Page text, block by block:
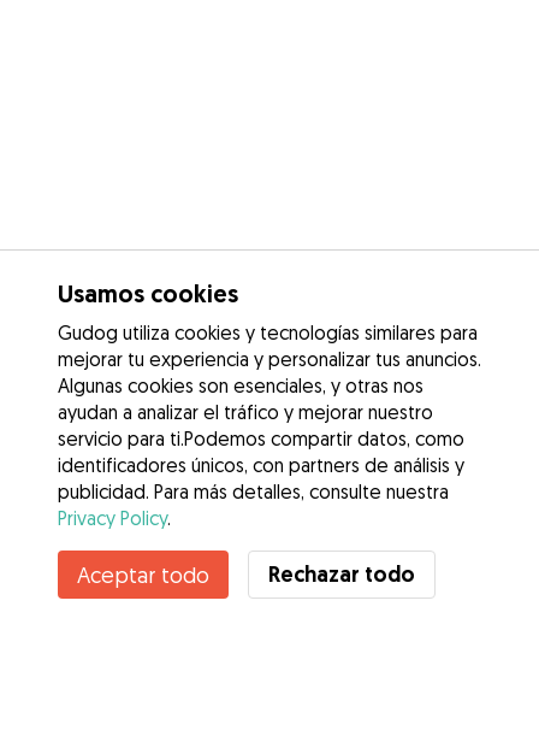
¿Conoces los Beneficios de Gudog? Ver más
Usamos cookies
Gudog utiliza cookies y tecnologías similares para
mejorar tu experiencia y personalizar tus anuncios.
Algunas cookies son esenciales, y otras nos
ayudan a analizar el tráfico y mejorar nuestro
servicio para ti.Podemos compartir datos, como
identificadores únicos, con partners de análisis y
publicidad. Para más detalles, consulte nuestra
Privacy Policy.
Aceptar todo Rechazar todo